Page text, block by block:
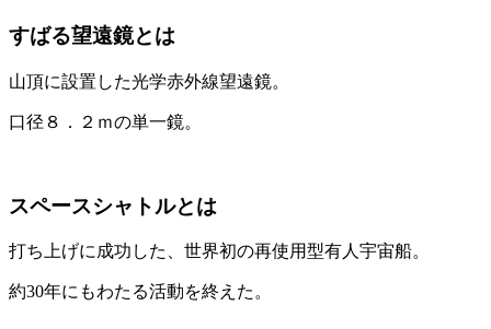
すばる望遠鏡とは
山頂に設置した光学赤外線望遠鏡。
口径８．２ｍの単一鏡。
スペースシャトルとは
打ち上げに成功した、世界初の再使用型有人宇宙船。
約30年にもわたる活動を終えた。